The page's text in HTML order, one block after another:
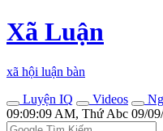
Xã Luận
xã hội luận bàn
Luyện IQ
Videos
09:09:09 AM, Thứ Abc 09/